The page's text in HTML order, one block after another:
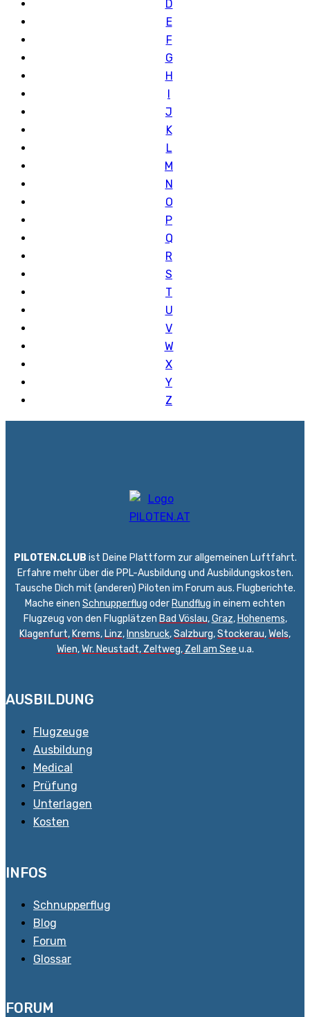
D
E
F
G
H
I
J
K
L
M
N
O
P
Q
R
S
T
U
V
W
X
Y
Z
PILOTEN.CLUB ist Deine Plattform zur allgemeinen Luftfahrt.
Erfahre mehr über die PPL-Ausbildung und Ausbildungskosten.
Tausche Dich mit (anderen) Piloten im Forum aus. Flugberichte.
Mache einen Schnupperflug oder Rundflug in einem echten
Flugzeug von den Flugplätzen Bad Vöslau,Graz, Hohenems,
Klagenfurt, Krems, Linz, Innsbruck,Salzburg,Stockerau,Wels,
Wien,Wr. Neustadt, Zeltweg, Zell am See u.a.
AUSBILDUNG
Flugzeuge
Ausbildung
Medical
Prüfung
Unterlagen
Kosten
INFOS
Schnupperflug
Blog
Forum
Glossar
FORUM